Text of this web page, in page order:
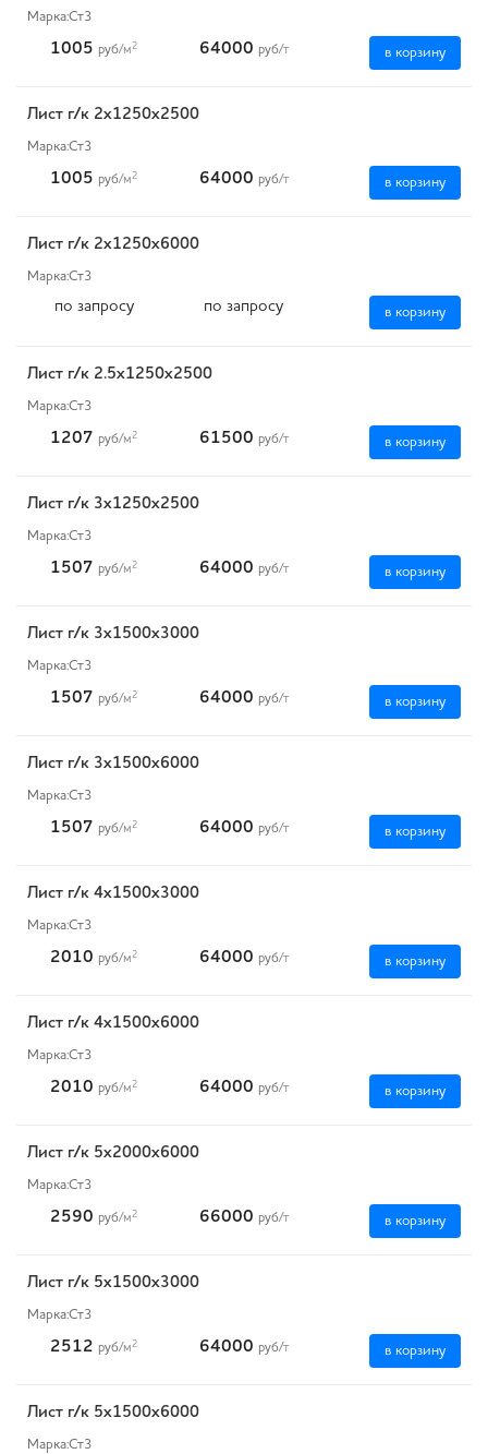
Марка:Ст3
1005 руб/м2 64000 руб/т в корзину
Лист г/к 2х1250х2500
Марка:Ст3
1005 руб/м2 64000 руб/т в корзину
Лист г/к 2х1250х6000
Марка:Ст3
по запросу по запросу в корзину
Лист г/к 2.5х1250х2500
Марка:Ст3
1207 руб/м2 61500 руб/т в корзину
Лист г/к 3х1250х2500
Марка:Ст3
1507 руб/м2 64000 руб/т в корзину
Лист г/к 3х1500х3000
Марка:Ст3
1507 руб/м2 64000 руб/т в корзину
Лист г/к 3х1500х6000
Марка:Ст3
1507 руб/м2 64000 руб/т в корзину
Лист г/к 4х1500х3000
Марка:Ст3
2010 руб/м2 64000 руб/т в корзину
Лист г/к 4х1500х6000
Марка:Ст3
2010 руб/м2 64000 руб/т в корзину
Лист г/к 5х2000х6000
Марка:Ст3
2590 руб/м2 66000 руб/т в корзину
Лист г/к 5х1500х3000
Марка:Ст3
2512 руб/м2 64000 руб/т в корзину
Лист г/к 5х1500х6000
Марка:Ст3